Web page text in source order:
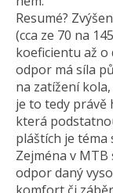
Resumé?
(cca ze 70 na
koeficientu až o
odpor má síla
na zatížení
je to tedy právě
která
pláštích je téma
Zejména v
odpor daný